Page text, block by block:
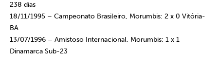
238 dias
18/11/1995 – Campeonato Brasileiro, Morumbis: 2 x 0 Vitória-
BA
13/07/1996 – Amistoso Internacional, Morumbis: 1 x 1
Dinamarca Sub-23